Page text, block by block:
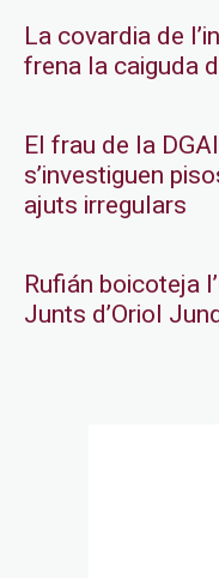
La covardia de
frena la caiguda
El frau de la
s’investiguen
ajuts irregulars
Rufián boicoteja
Junts d’Oriol